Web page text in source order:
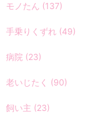
モノたん (137)
手乗りくずれ (49)
病院 (23)
老いじたく (90)
飼い主 (23)